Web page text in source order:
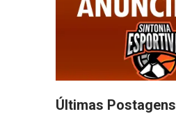
Últimas Postagens